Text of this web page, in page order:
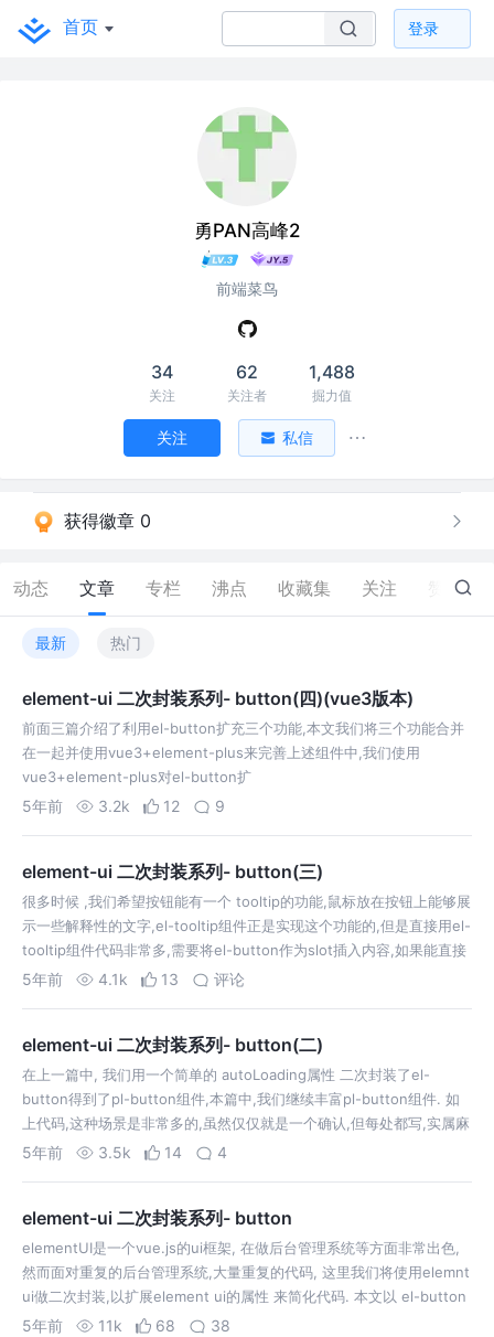
首页 登录
勇PAN高峰2
前端菜鸟
34
关注
62
关注者
1,488
掘力值
关注 私信
获得徽章 0
动态 文章 专栏 沸点 收藏集 关注 264
最新 热门
element-ui 二次封装系列- button(四)(vue3版本)
前面三篇介绍了利用el-button扩充三个功能,本文我们将三个功能合并
在一起并使用vue3+element-plus来完善上述组件中,我们使用
vue3+element-plus对el-button扩
5年前 3.2k 12 9
element-ui 二次封装系列- button(三)
很多时候 ,我们希望按钮能有一个 tooltip的功能,鼠标放在按钮上能够展
示一些解释性的文字,el-tooltip组件正是实现这个功能的,但是直接用el-
tooltip组件代码非常多,需要将el-button作为slot插入内容,如果能直接
给button上添加content自…
5年前 4.1k 13 评论
element-ui 二次封装系列- button(二)
在上一篇中, 我们用一个简单的 autoLoading属性 二次封装了el-
button得到了pl-button组件,本篇中,我们继续丰富pl-button组件. 如
上代码,这种场景是非常多的,虽然仅仅就是一个确认,但每处都写,实属麻
烦,重复代码过多,如果能够点击button自…
5年前 3.5k 14 4
element-ui 二次封装系列- button
elementUI是一个vue.js的ui框架, 在做后台管理系统等方面非常出色,
然而面对重复的后台管理系统,大量重复的代码, 这里我们将使用elemnt
ui做二次封装,以扩展element ui的属性 来简化代码. 本文以 el-button
为例el-button是最简单的…
5年前 11k 68 38